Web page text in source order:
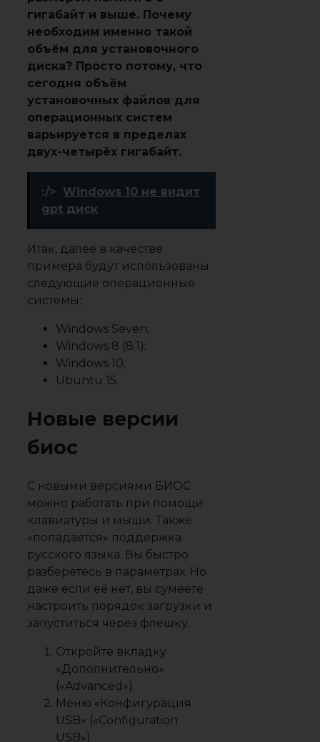
гигабайт и выше. Почему
необходим именно такой
объём для установочного
диска? Просто потому, что
сегодня объём
установочных файлов для
операционных систем
варьируется в пределах
двух-четырёх гигабайт.
:/>
Windows 10 не видит
gpt диск
Итак, далее в качестве
примера будут использованы
следующие операционные
системы:
Windows Seven;
Windows 8 (8.1);
Windows 10;
Ubuntu 15.
Новые версии
биос
С новыми версиями БИОС
можно работать при помощи
клавиатуры и мыши. Также
«попадается» поддержка
русского языка. Вы быстро
разберётесь в параметрах. Но
даже если её нет, вы сумеете
настроить порядок загрузки и
запуститься через флешку.
Откройте вкладку
«Дополнительно»
(«Advanced»).
Меню «Конфигурация
USB» («Configuration
USB»).